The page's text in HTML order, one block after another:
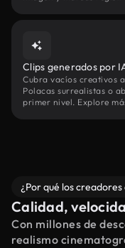
Clips generados por
Cubra vacíos creativos
Polacas surrealistas o
primer nivel. Explore
¿Por qué los
Calidad,
Con millones de
realismo